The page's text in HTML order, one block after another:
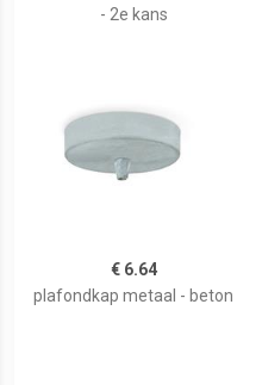
- 2e kans
€ 6.64
plafondkap metaal - beton